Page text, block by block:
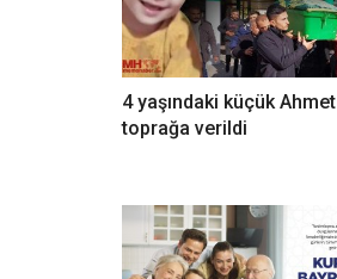
4 yaşındaki küçük Ahmet
toprağa verildi